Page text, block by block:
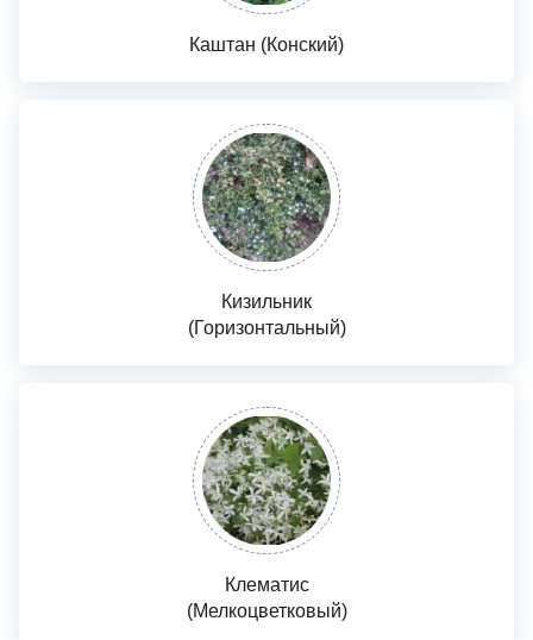
Каштан (Конский)
Кизильник
(Горизонтальный)
Клематис
(Мелкоцветковый)